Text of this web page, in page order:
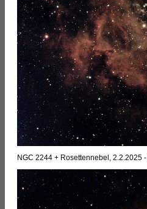
NGC 2244 + Rosettennebel, 2.2.2025 -